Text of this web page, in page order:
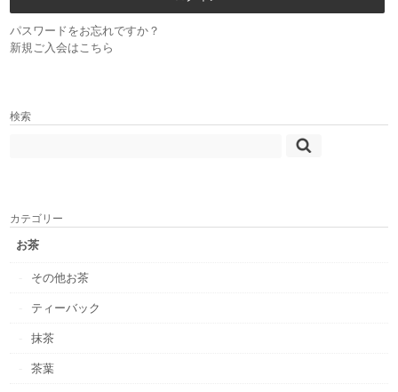
パスワードをお忘れですか？
新規ご入会はこちら
検索
カテゴリー
お茶
その他お茶
ティーバック
抹茶
茶葉